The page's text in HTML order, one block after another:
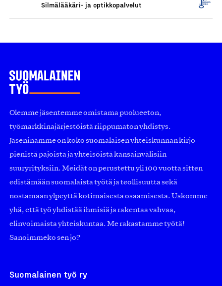
Silmälääkäri- ja optikkopalvelut
Olemme jäsentemme omistama puolueeton,
työmarkkinajärjestöistä riippumaton yhdistys.
Jäseninämme on koko suomalaisen yhteiskunnan kirjo
pienistä pajoista ja yhteisöistä kansainvälisiin
suuryrityksiin. Meidät on perustettu yli 100 vuotta sitten
edistämään suomalaista työtä ja teollisuutta sekä
nostamaan ylpeyttä kotimaisesta osaamisesta. Uskomme
yhä, että työ yhdistää ihmisiä ja rakentaa vahvaa,
elinvoimaista yhteiskuntaa. Me rakastamme työtä!
Sanoimmeko sen jo?
Suomalainen työ ry